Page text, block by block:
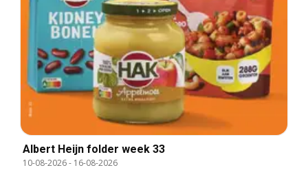
Albert Heijn folder week 33
10-08-2026- 16-08-2026